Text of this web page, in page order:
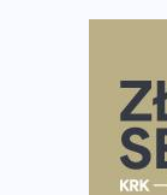
Praska 5k Run
Największy
Ponad 12
Tętno vs